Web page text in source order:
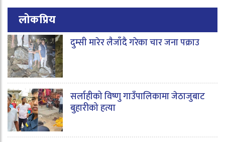
लोकप्रिय
दुम्सी मारेर लैजाँदै गरेका चार जना पक्राउ
सर्लाहीको विष्णु गाउँपालिकामा जेठाजुबाट
बुहारीको हत्या